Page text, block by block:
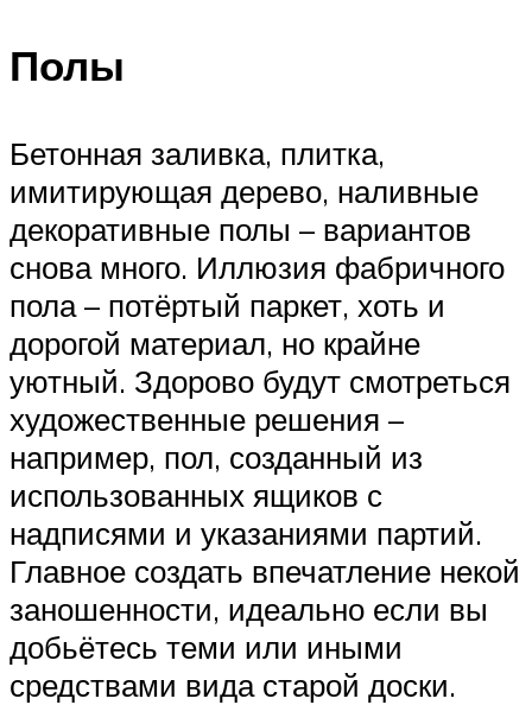
Полы
Бетонная заливка, плитка,
имитирующая дерево, наливные
декоративные полы – вариантов
снова много. Иллюзия фабричного
пола – потёртый паркет, хоть и
дорогой материал, но крайне
уютный. Здорово будут смотреться
художественные решения –
например, пол, созданный из
использованных ящиков с
надписями и указаниями партий.
Главное создать впечатление некой
заношенности, идеально если вы
добьётесь теми или иными
средствами вида старой доски.